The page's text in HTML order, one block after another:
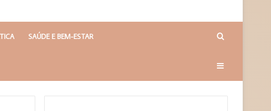
SAÚDE E BEM-ESTAR
Lateral